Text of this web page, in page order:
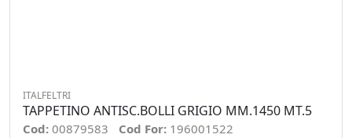
ITALFELTRI
TAPPETINO ANTISC.BOLLI GRIGIO MM.1450 MT.5
Cod: 00879583 Cod For: 196001522